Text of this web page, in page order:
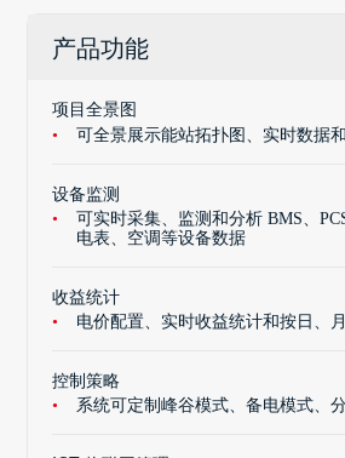
产品功能
项目全景图
可全景展示能站拓扑图、实时数据
设备监测
可实时采集、监测和分析 BMS、
电表、空调等设备数据
收益统计
电价配置、实时收益统计和按日、
控制策略
系统可定制峰谷模式、备电模式、